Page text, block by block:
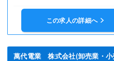
この求人の詳細へ
萬代電業 株式会社(卸売業・小